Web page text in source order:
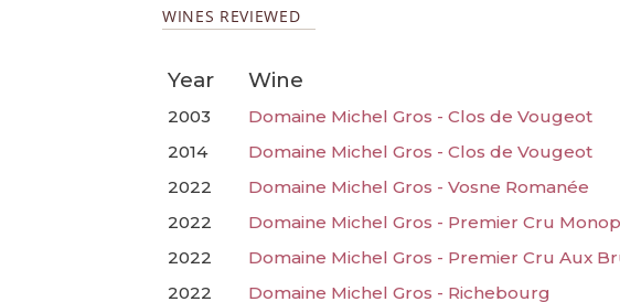
WINES REVIEWED
Year Wine
2003
Domaine Michel Gros - Clos de Vougeot
2014
Domaine Michel Gros - Clos de Vougeot
2022
Domaine Michel Gros - Vosne Romanée
2022
Domaine Michel Gros - Premier Cru
2022
Domaine Michel Gros - Premier Cru Aux
2022
Domaine Michel Gros - Richebourg